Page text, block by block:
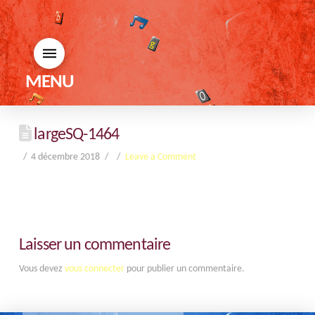
MENU
largeSQ-1464
4 décembre 2018 Leave a Comment
Laisser un commentaire
Vous devez vous connecterpour publier un commentaire.